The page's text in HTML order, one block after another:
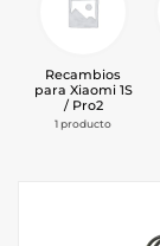
Recambios
para Xiaomi 1S
/ Pro2
1 producto